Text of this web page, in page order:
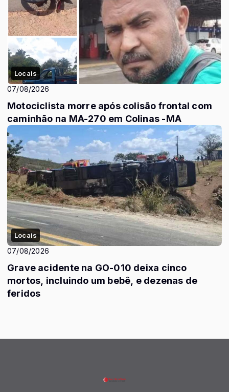
Locais
07/08/2026
Motociclista morre após colisão frontal com
caminhão na MA-270 em Colinas -MA
Locais
07/08/2026
Grave acidente na GO-010 deixa cinco
mortos, incluindo um bebê, e dezenas de
feridos